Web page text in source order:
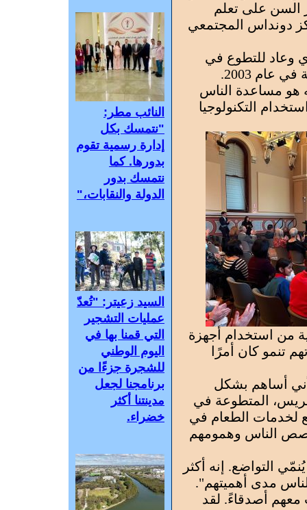
السن على تعلم
دونداس المجتمعي
جوهري وعاد للتطوع في
عام 2003.
هو مساعدة الناس
التكنولوجيا
من استخدام أجهزة
تنمو كان أمرًا
أساهم بشكل
المتطوعة في
لخدمات الطعام في
قصص الناس وهمومهم
التواضع. إنه أكثر
مدى أهميتهم".
أصدقاءً. لقد
النائب مطر:
"نتمسك بكل
إدارة رسمية تقوم
بدورها. كما
نتمسك بدور
الدولة والنقابات،"
السيد زعيتر: "تُعدّ
عمليات التشجير
التي قمنا بها في
اليوم الوطني
للشجرة جزءًا من
برنامجنا لجعل
مدينتنا أكثر
خضراء.